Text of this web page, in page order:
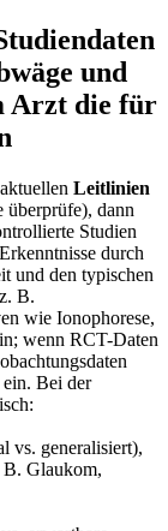
‌und
⁣Arzt⁤ die für
Leitlinien
überprüfe), dann
Studien
durch
und den typischen
B.
wie Ionophorese,
wenn RCT-Daten
Bei ‍der
vs. generalisiert),
B. Glaukom,